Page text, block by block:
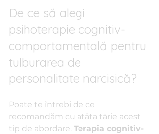
De ce să alegi
psihoterapie cognitiv-
comportamentală pentru
tulburarea de
personalitate narcisică?
Poate te întrebi de ce
recomandăm cu atâta tărie acest
tip de abordare. Terapia cognitiv-